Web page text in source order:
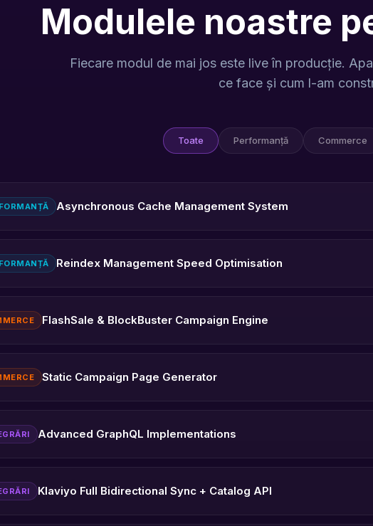
Modulele noastre
Fiecare modul de mai jos este live în producție.
ce face și cum l-am
Toate Performanță Commerce
Asynchronous Cache Management System
Reindex Management Speed Optimisation
FlashSale & BlockBuster Campaign Engine
Static Campaign Page Generator
Advanced GraphQL Implementations
Klaviyo Full Bidirectional Sync + Catalog API